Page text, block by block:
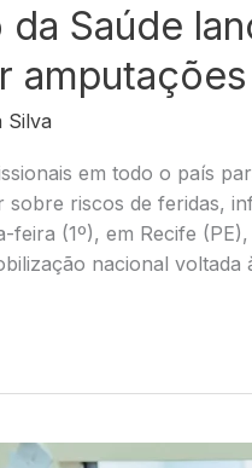
Saúde
Silva
em todo o país
riscos de feridas,
feira (1º), em Recife
nacional